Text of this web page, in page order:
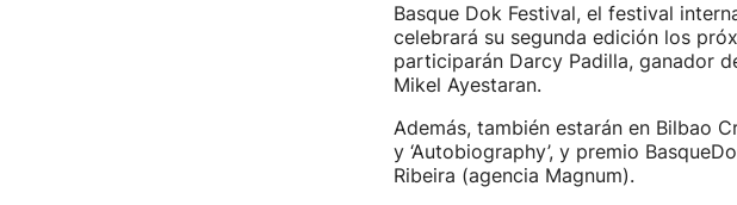
Basque Dok Festival, el festival
celebrará su segunda edición los
participarán Darcy Padilla, ganador
Mikel Ayestaran.
Además, también estarán en Bilbao
y ‘Autobiography’, y premio
Ribeira (agencia Magnum).